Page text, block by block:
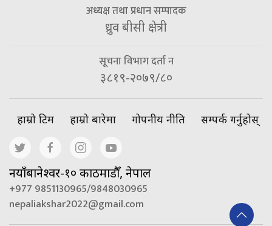
अध्यक्ष तथा प्रधान सम्पादक
ध्रुव बीसी क्षेत्री
सूचना विभाग दर्ता न
३८१९-२०७९/८०
हाम्रो टिम हाम्रो बारेमा गोपनीय नीति सम्पर्क गर्नुहोस्
नयाँबानेश्वर-१० काठमाडौँ, नेपाल
+977 9851130965/9848030965
nepaliakshar2022@gmail.com